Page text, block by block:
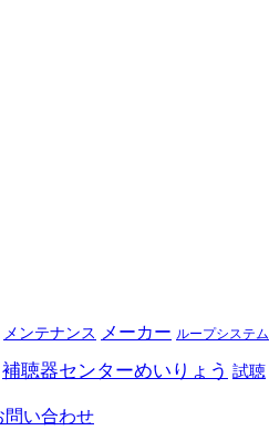
メンテナンス メーカー ループシステム
補聴器センターめいりょう 試聴